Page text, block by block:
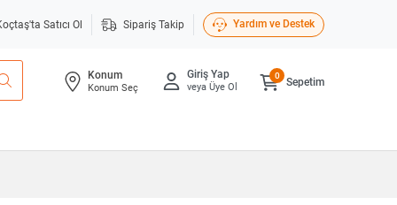
Satıcı Ol Sipariş Takip Yardım ve Destek
Konum
Konum Seç
Giriş Yap
veya Üye Ol Sepetim
0